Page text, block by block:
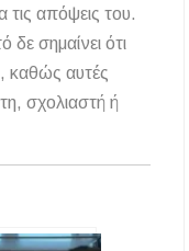
τις απόψεις του.
δε σημαίνει ότι
καθώς αυτές
σχολιαστή ή